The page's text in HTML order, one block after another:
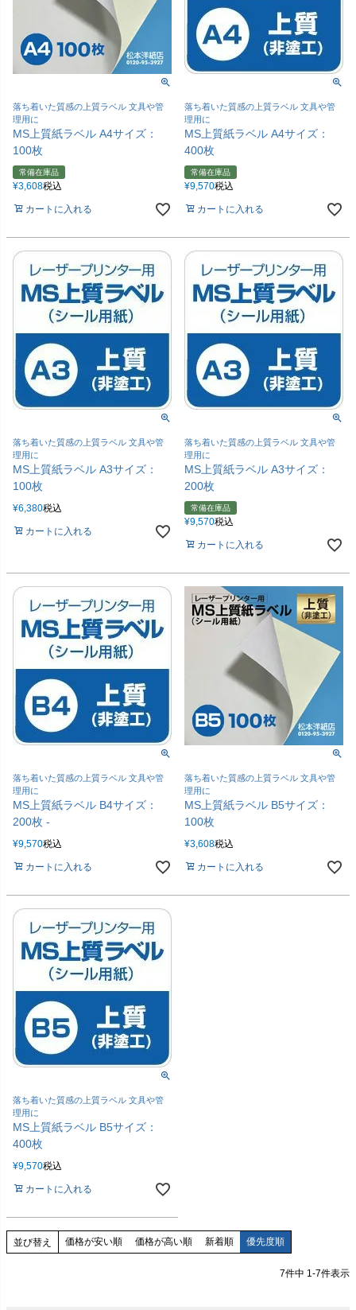
落ち着いた質感の上質ラベル 文具や管
理用に
MS上質紙ラベル A4サイズ：
100枚
常備在庫品
¥3,608税込
カートに入れる
落ち着いた質感の上質ラベル 文具や管
理用に
MS上質紙ラベル A4サイズ：
400枚
常備在庫品
¥9,570税込
カートに入れる
落ち着いた質感の上質ラベル 文具や管
理用に
MS上質紙ラベル A3サイズ：
100枚
¥6,380税込
カートに入れる
落ち着いた質感の上質ラベル 文具や管
理用に
MS上質紙ラベル A3サイズ：
200枚
常備在庫品
¥9,570税込
カートに入れる
落ち着いた質感の上質ラベル 文具や管
理用に
MS上質紙ラベル B4サイズ：
200枚 -
¥9,570税込
カートに入れる
落ち着いた質感の上質ラベル 文具や管
理用に
MS上質紙ラベル B5サイズ：
100枚
¥3,608税込
カートに入れる
落ち着いた質感の上質ラベル 文具や管
理用に
MS上質紙ラベル B5サイズ：
400枚
¥9,570税込
カートに入れる
並び替え 価格が安い順 価格が高い順 新着順 優先度順
7件中 1-7件表示